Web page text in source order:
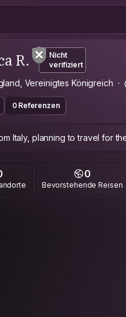
R.
Nicht
verifiziert
Vereinigtes Königreich
0 Referenzen
Italy, planning to travel for
0
Bevorstehende Reisen